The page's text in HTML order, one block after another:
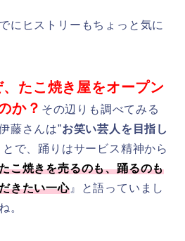
にヒストリーもちょっと気に
たこ焼き屋をオープン
か？ その辺りも調べてみる
藤さんは”お笑い芸人を目指し
とで、踊りはサービス精神から
こ焼きを売るのも、踊るのも
きたい一心』と語っていまし
。